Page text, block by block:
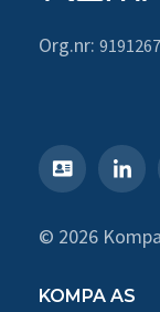
Org.nr:
© 2026
KOMPA AS